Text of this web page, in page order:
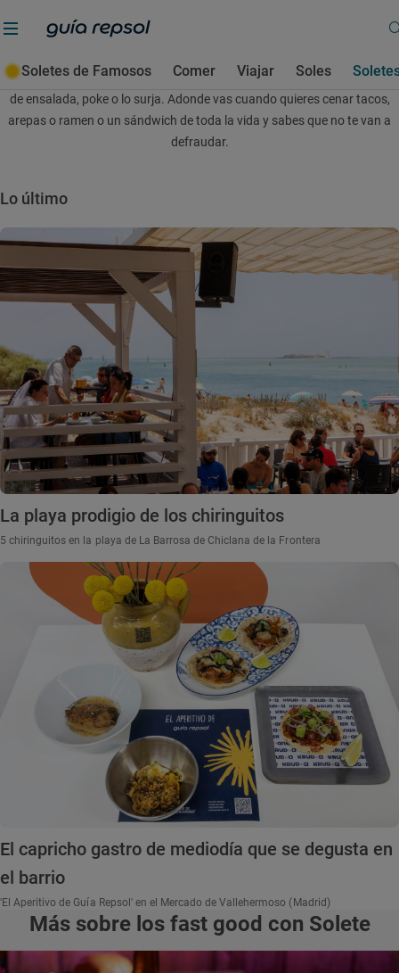
Soletes de Famosos Comer Viajar Soles
Comida rápida y honesta
Buenas hamburgueserías y bocaterías, pizzerías informales o sitios
de ensalada, poke o lo surja. Adonde vas cuando quieres cenar tacos,
arepas o ramen o un sándwich de toda la vida y sabes que no te van a
defraudar.
Lo último
La playa prodigio de los chiringuitos
5 chiringuitos en la playa de La Barrosa de Chiclana de la Frontera
El capricho gastro de mediodía que se degusta en
el barrio
'El Aperitivo de Guía Repsol' en el Mercado de Vallehermoso (Madrid)
Más sobre los fast good con Solete